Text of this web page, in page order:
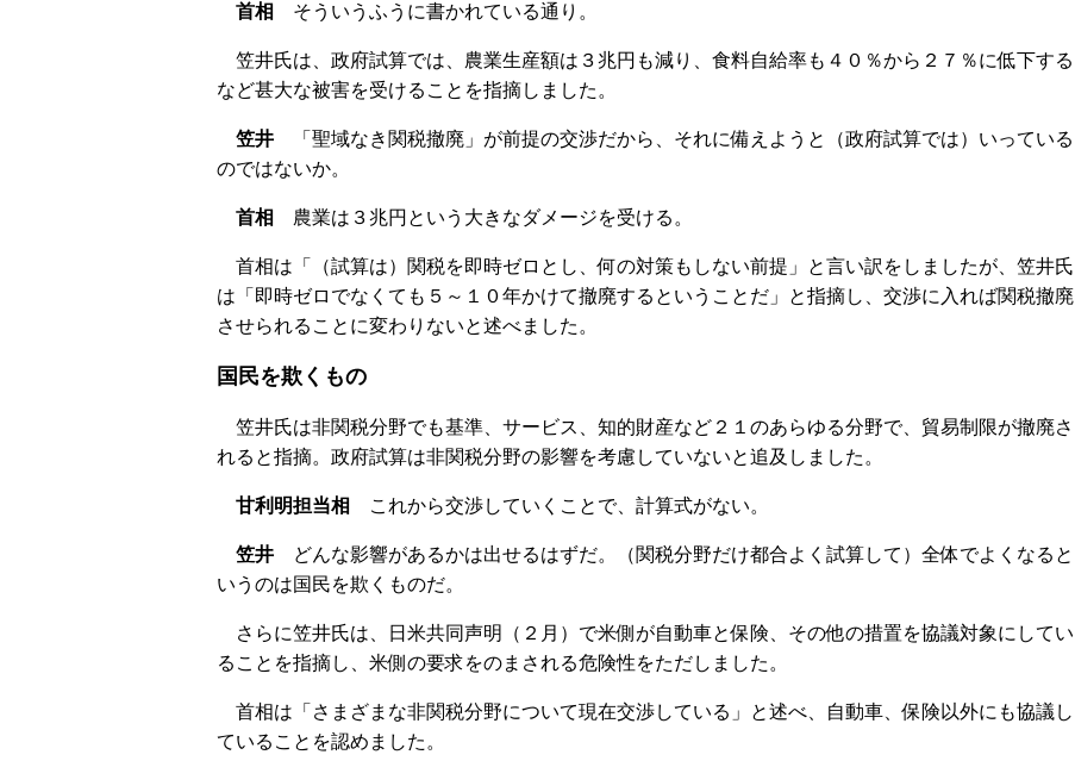
首相 そういうふうに書かれている通り。
笠井氏は、政府試算では、農業生産額は３兆円も減り、食料自給率も４０％から２７％に低下する
など甚大な被害を受けることを指摘しました。
笠井 「聖域なき関税撤廃」が前提の交渉だから、それに備えようと（政府試算では）いっている
のではないか。
首相 農業は３兆円という大きなダメージを受ける。
首相は「（試算は）関税を即時ゼロとし、何の対策もしない前提」と言い訳をしましたが、笠井氏
は「即時ゼロでなくても５～１０年かけて撤廃するということだ」と指摘し、交渉に入れば関税撤廃
させられることに変わりないと述べました。
国民を欺くもの
笠井氏は非関税分野でも基準、サービス、知的財産など２１のあらゆる分野で、貿易制限が撤廃さ
れると指摘。政府試算は非関税分野の影響を考慮していないと追及しました。
甘利明担当相 これから交渉していくことで、計算式がない。
笠井 どんな影響があるかは出せるはずだ。（関税分野だけ都合よく試算して）全体でよくなると
いうのは国民を欺くものだ。
さらに笠井氏は、日米共同声明（２月）で米側が自動車と保険、その他の措置を協議対象にしてい
ることを指摘し、米側の要求をのまされる危険性をただしました。
首相は「さまざまな非関税分野について現在交渉している」と述べ、自動車、保険以外にも協議し
ていることを認めました。